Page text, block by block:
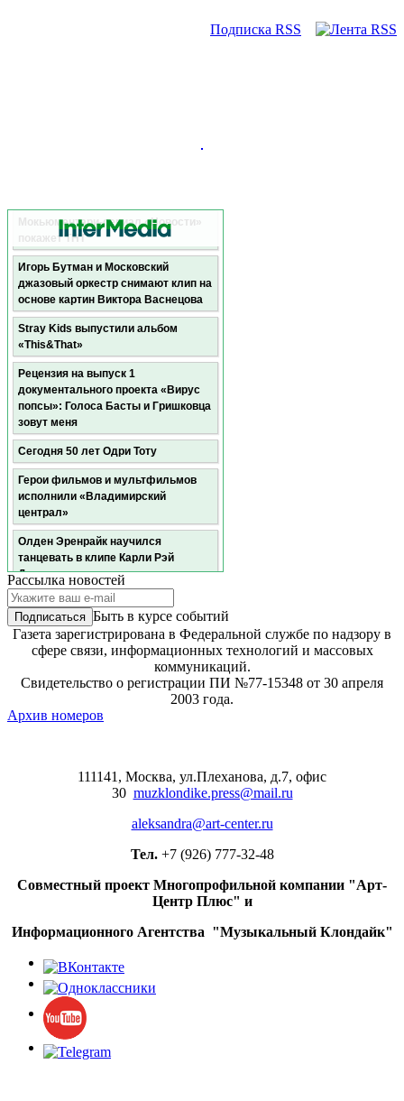
Подписка RSS
Мокьюментари-сериал «Новости»
покажет ТНТ
Игорь Бутман и Московский
джазовый оркестр снимают клип на
основе картин Виктора Васнецова
Stray Kids выпустили альбом
«This&That»
Рецензия на выпуск 1
документального проекта «Вирус
попсы»: Голоса Басты и Гришковца
зовут меня
Сегодня 50 лет Одри Тоту
Герои фильмов и мультфильмов
исполнили «Владимирский
централ»
Олден Эренрайк научился
танцевать в клипе Карли Рэй
Джепсен
Мадонна и Кайли Миноуг записали
дуэт
Пелагея: «Я чувствую себя в
самом расцвете сил. Ровно на свой
возраст»
«Перерожденные» покажет ТВ-3
«Пилигрима»
Даша Чаруша: "В кино нельзя
Джон Туртурро пытается вернуть
карманнике в Нью-Йорке»
кого канселили до эпохи отмены»
Сегодня 75 лет Станиславу
Садальскому
Умер музыкант и продюсер
альбомов Мадонны и Blur Уильям
Орбит
Рассылка новостей
Быть в курсе событий
Газета зарегистрирована в Федеральной службе по надзору в
сфере связи, информационных технологий и массовых
коммуникаций.
Свидетельство о регистрации ПИ №77-15348 от 30 апреля
2003 года.
Архив номеров
111141, Москва, ул.Плеханова, д.7, офис
30 muzklondike.press@mail.ru
aleksandra@art-center.ru
Тел. +7 (926) 777-32-48
Совместный проект Многопрофильной компании "Арт-
Центр Плюс" и
Информационного Агентства "Музыкальный Клондайк"